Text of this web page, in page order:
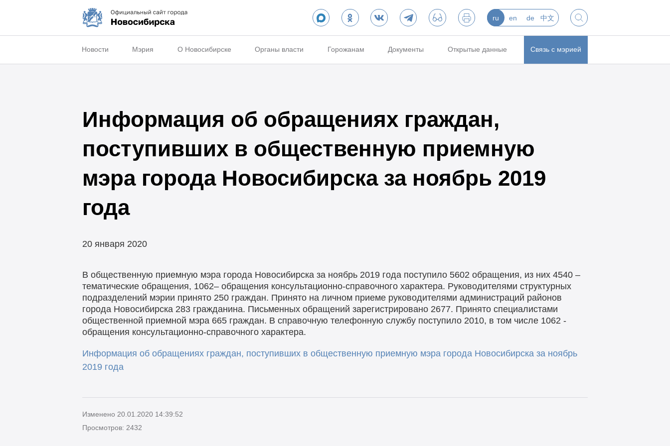
ru en de 中文
Новости Мэрия О Новосибирске Органы власти Горожанам Документы Открытые данные Связь с мэрией
Информация об обращениях граждан,
поступивших в общественную приемную
мэра города Новосибирска за ноябрь 2019
года
20 января 2020
В общественную приемную мэра города Новосибирска за ноябрь 2019 года поступило 5602 обращения, из них 4540 –
тематические обращения, 1062– обращения консультационно-справочного характера. Руководителями структурных
подразделений мэрии принято 250 граждан. Принято на личном приеме руководителями администраций районов
города Новосибирска 283 гражданина. Письменных обращений зарегистрировано 2677. Принято специалистами
общественной приемной мэра 665 граждан. В справочную телефонную службу поступило 2010, в том числе 1062 -
обращения консультационно-справочного характера.
Информация об обращениях граждан, поступивших в общественную приемную мэра города Новосибирска за ноябрь
2019 года
Изменено 20.01.2020 14:39:52
Просмотров: 2432